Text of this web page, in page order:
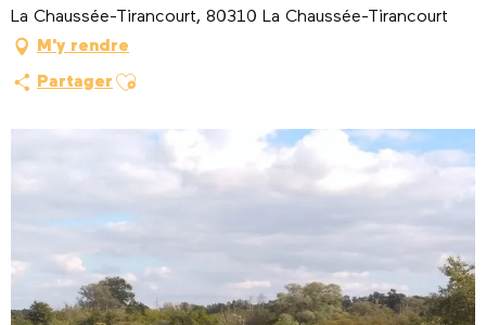
La Chaussée-Tirancourt, 80310 La Chaussée-Tirancourt
M'y rendre
Partager Ajouter aux favoris